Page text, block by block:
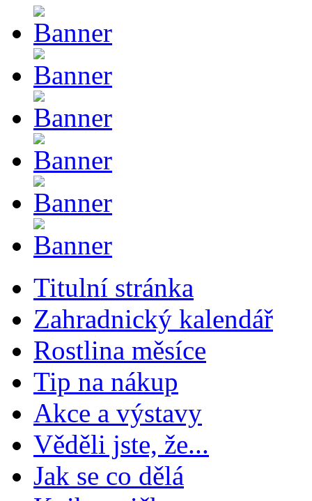
Titulní stránka
Zahradnický kalendář
Rostlina měsíce
Tip na nákup
Akce a výstavy
Věděli jste, že...
Jak se co dělá